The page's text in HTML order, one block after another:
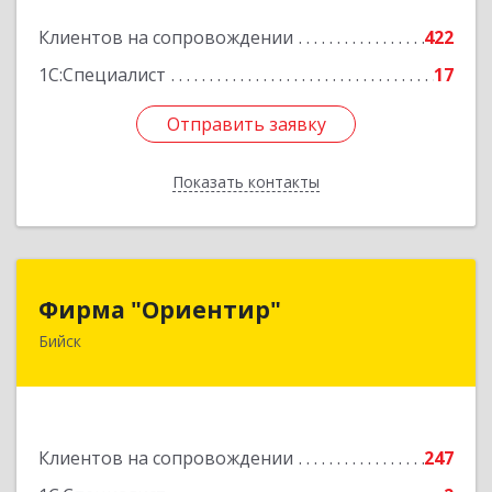
Клиентов на сопровождении
422
1С:Специалист
17
Отправить заявку
Показать контакты
Отправить заявку
Назад
Фирма "Ориентир"
Бийск
Клиентов на сопровождении
247
659300, Алтайский край, Бийск г, Сергея Кирова